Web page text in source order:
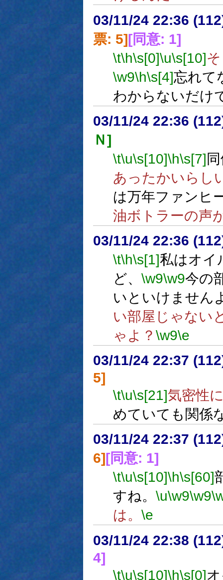
03/11/24 22:36
票: 5][同意: 1]
\t\h\s[0]\u\s[10]
\w9\h\s[4]忘れて
わからないだけ
03/11/24 22:36
Ｎ]
\t\u\s[10]\h\s[7]
あったかいらし
は万年ファンヒ
油ボトラーの声
03/11/24 22:36
\t\h\s[1]私はオイ
ど、 \w9\w9今の
いといけません
い部屋じゃない
ゃよ？ \w9\e
03/11/24 22:37
5]
\t\u\s[21]気密性
めていても関係
03/11/24 22:37
6] [同意: 1]
\t\u\s[10]\h\s[60]
すね。 \u\w9\w9
は。 \e
03/11/24 22:38
4]
\t\u\s[10]\h\s[0]